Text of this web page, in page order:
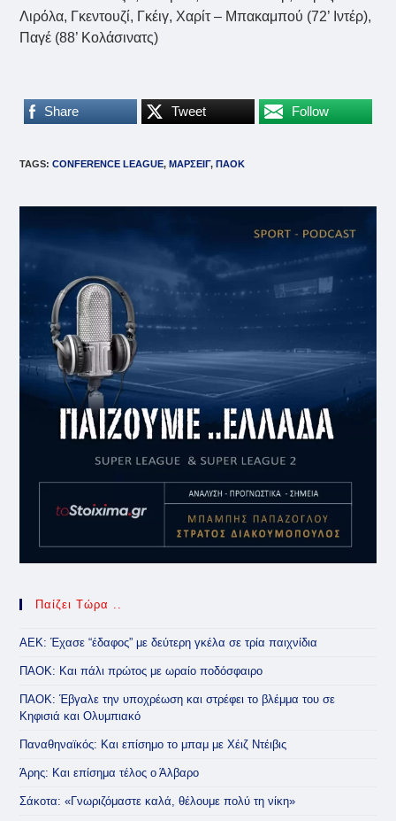
Λιρόλα, Γκεντουζί, Γκέιγ, Χαρίτ – Μπακαμπού (72’ Ιντέρ),
Παγέ (88’ Κολάσινατς)
Share Tweet Follow
TAGS:CONFERENCE LEAGUE, ΜΑΡΣΕΙΓ, ΠΑΟΚ
Παίζει Τώρα ..
ΑΕΚ: Έχασε “έδαφος” με δεύτερη γκέλα σε τρία παιχνίδια
ΠΑΟΚ: Και πάλι πρώτος με ωραίο ποδόσφαιρο
ΠΑΟΚ: Έβγαλε την υποχρέωση και στρέφει το βλέμμα του σε
Κηφισιά και Ολυμπιακό
Παναθηναϊκός: Και επίσημο το μπαμ με Χέιζ Ντέιβις
Άρης: Και επίσημα τέλος ο Άλβαρο
Σάκοτα: «Γνωριζόμαστε καλά, θέλουμε πολύ τη νίκη»